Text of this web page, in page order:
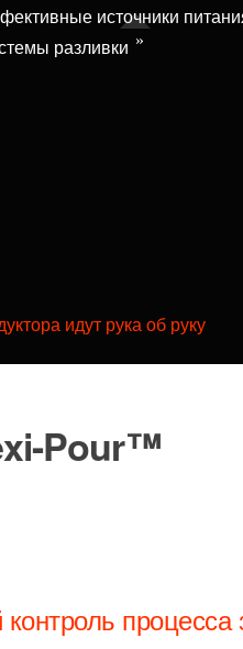
источники
разливки
идут рука об руку
Pour™
процесса